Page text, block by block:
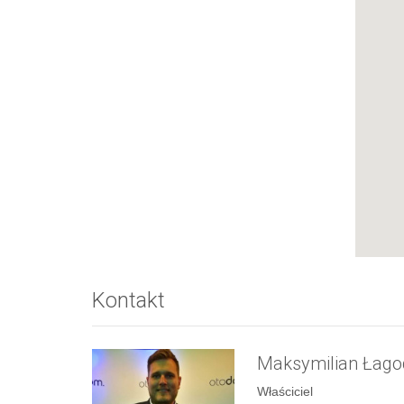
Kontakt
Maksymilian
Właściciel